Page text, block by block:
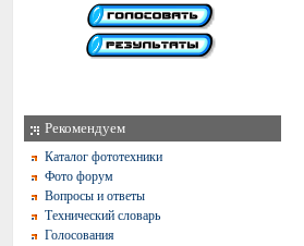
Рекомендуем
Каталог фототехники
Фото форум
Вопросы и ответы
Технический словарь
Голосования